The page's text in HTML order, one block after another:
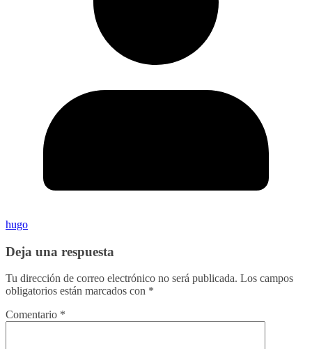
hugo
Deja una respuesta
Tu dirección de correo electrónico no será publicada. Los campos
obligatorios están marcados con *
Comentario *